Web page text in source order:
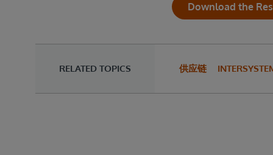
Download the
RELATED TOPICS 供应链